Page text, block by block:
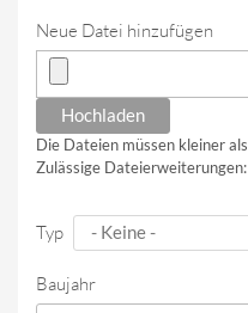
Neue Datei hinzufügen
Die Dateien müssen kleiner als
Zulässige Dateierweiterungen:
Typ
Baujahr